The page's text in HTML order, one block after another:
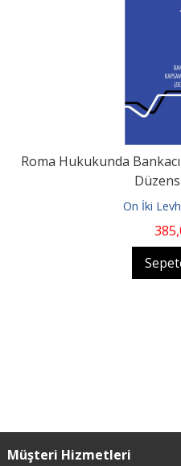
Roma Hukukunda
On İki
385
Müşteri Hizmetleri